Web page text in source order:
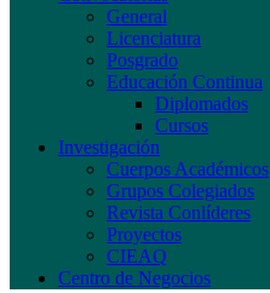
General
Licenciatura
Posgrado
Educación Continua
Diplomados
Cursos
Investigación
Cuerpos Académicos
Grupos Colegiados
Revista Conlíderes
Proyectos
CIEAQ
Centro de Negocios